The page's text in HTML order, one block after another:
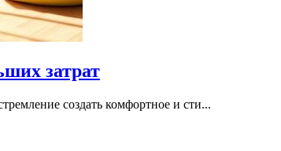
затрат
создать комфортное и сти...